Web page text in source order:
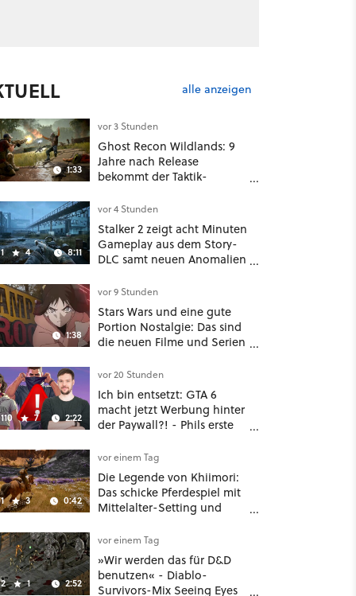
alle anzeigen
1:33
vor 3 Stunden
Ghost Recon Wildlands: 9
Jahre nach Release
bekommt der Taktik-
nochmal ein dickes Update
4 8:11
vor 4 Stunden
Stalker 2 zeigt acht Minuten
Gameplay aus dem Story-
DLC samt neuen Anomalien
1:38
vor 9 Stunden
Stars Wars und eine gute
Portion Nostalgie: Das sind
die neuen Filme und Serien
7 2:22
vor 20 Stunden
Ich bin entsetzt: GTA 6
macht jetzt Werbung hinter
der Paywall?! - Phils erste
Deal
3 0:42
vor einem Tag
Die Legende von Khiimori:
Das schicke Pferdespiel mit
Mittelalter-Setting und
noch größer und
gefährlicher
1 2:52
vor einem Tag
»Wir werden das für D&D
benutzen« - Diablo-
Survivors-Mix Seeing Eyes